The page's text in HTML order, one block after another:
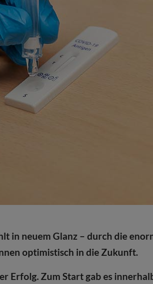
in neuem Glanz – durch die
optimistisch in die Zukunft.
Erfolg. Zum Start gab es